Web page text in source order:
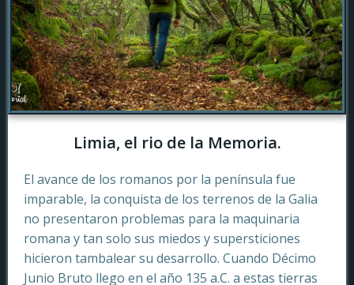
Limia, el rio de la Memoria.
El avance de los romanos por la península fue
imparable, la conquista de los terrenos de la Galia
no presentaron problemas para la maquinaria
romana y tan solo sus miedos y supersticiones
hicieron tambalear su desarrollo. Cuando Décimo
Junio Bruto llego en el año 135 a.C. a estas tierras